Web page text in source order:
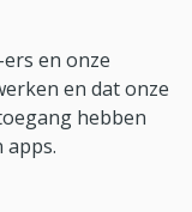
en onze
en dat onze
hebben
apps.